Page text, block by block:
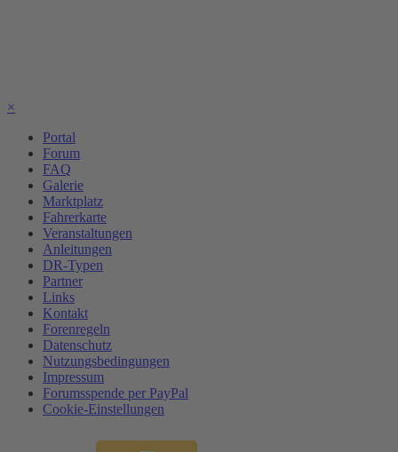
×
Portal
Forum
FAQ
Galerie
Marktplatz
Fahrerkarte
Veranstaltungen
Anleitungen
DR-Typen
Partner
Links
Kontakt
Forenregeln
Datenschutz
Nutzungsbedingungen
Impressum
Forumsspende per PayPal
Cookie-Einstellungen